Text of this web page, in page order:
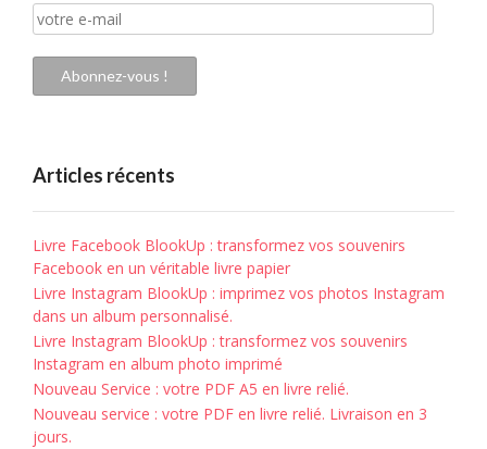
votre
e-
mail
Abonnez-vous !
Articles récents
Livre Facebook BlookUp : transformez vos souvenirs
Facebook en un véritable livre papier
Livre Instagram BlookUp : imprimez vos photos Instagram
dans un album personnalisé.
Livre Instagram BlookUp : transformez vos souvenirs
Instagram en album photo imprimé
Nouveau Service : votre PDF A5 en livre relié.
Nouveau service : votre PDF en livre relié. Livraison en 3
jours.